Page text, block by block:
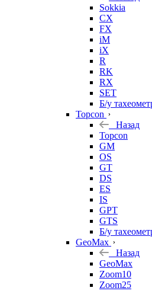
Sokkia
CX
FX
iM
iX
R
RK
RX
SET
Б/у
Topcon
Назад
Topcon
GM
OS
GT
DS
ES
IS
GPT
GTS
Б/у
GeoMax
Назад
GeoMax
Zoom10
Zoom25